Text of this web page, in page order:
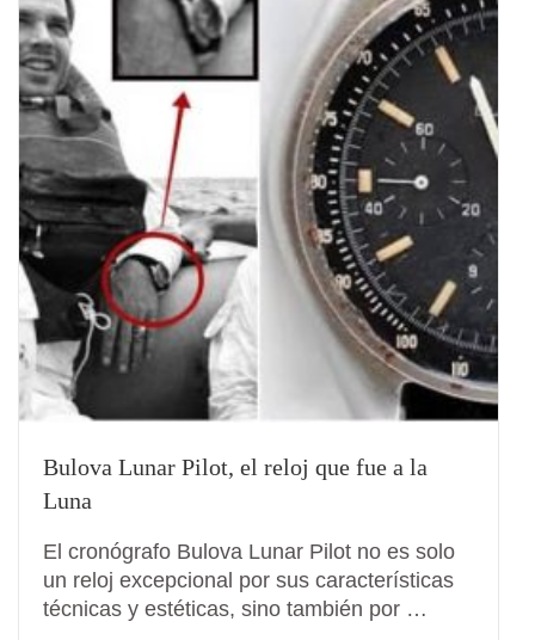
Bulova Lunar Pilot, el reloj que fue a la
Luna
El cronógrafo Bulova Lunar Pilot no es solo
un reloj excepcional por sus características
técnicas y estéticas, sino también por …